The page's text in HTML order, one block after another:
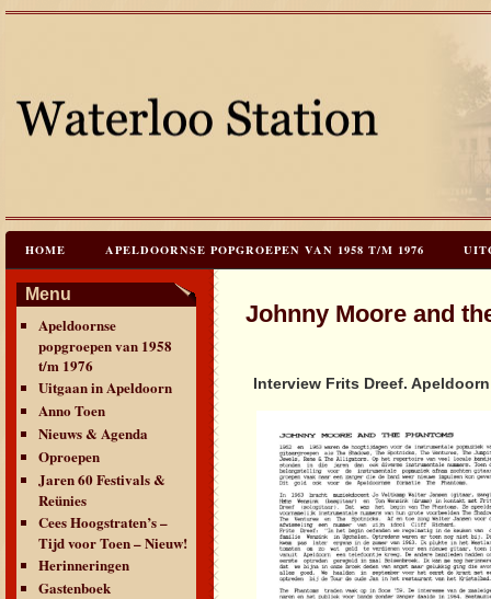
HOME APELDOORNSE POPGROEPEN VAN 1958 T/M 1976
JAREN 60 FESTIVALS & REÜNIES
CONTACT & VERANTWOORDING LINKS LAATSTE UPDATES
Menu
Apeldoornse
popgroepen van 1958
t/m 1976
Uitgaan in Apeldoorn
Anno Toen
Nieuws & Agenda
Oproepen
Jaren 60 Festivals &
Reünies
Cees Hoogstraten’s –
Tijd voor Toen – Nieuw!
Herinneringen
Gastenboek
Johnny Moore and
Interview Frits Dreef.